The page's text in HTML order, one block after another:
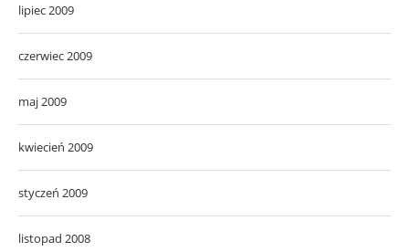
lipiec 2009
czerwiec 2009
maj 2009
kwiecień 2009
styczeń 2009
listopad 2008